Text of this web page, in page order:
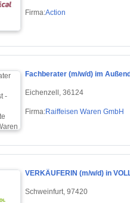
Firma:Action
Fachberater (m/w/d) im
Eichenzell, 36124
Firma:Raiffeisen Waren GmbH
VERKÄUFERIN (m/w/d) in
Schweinfurt, 97420